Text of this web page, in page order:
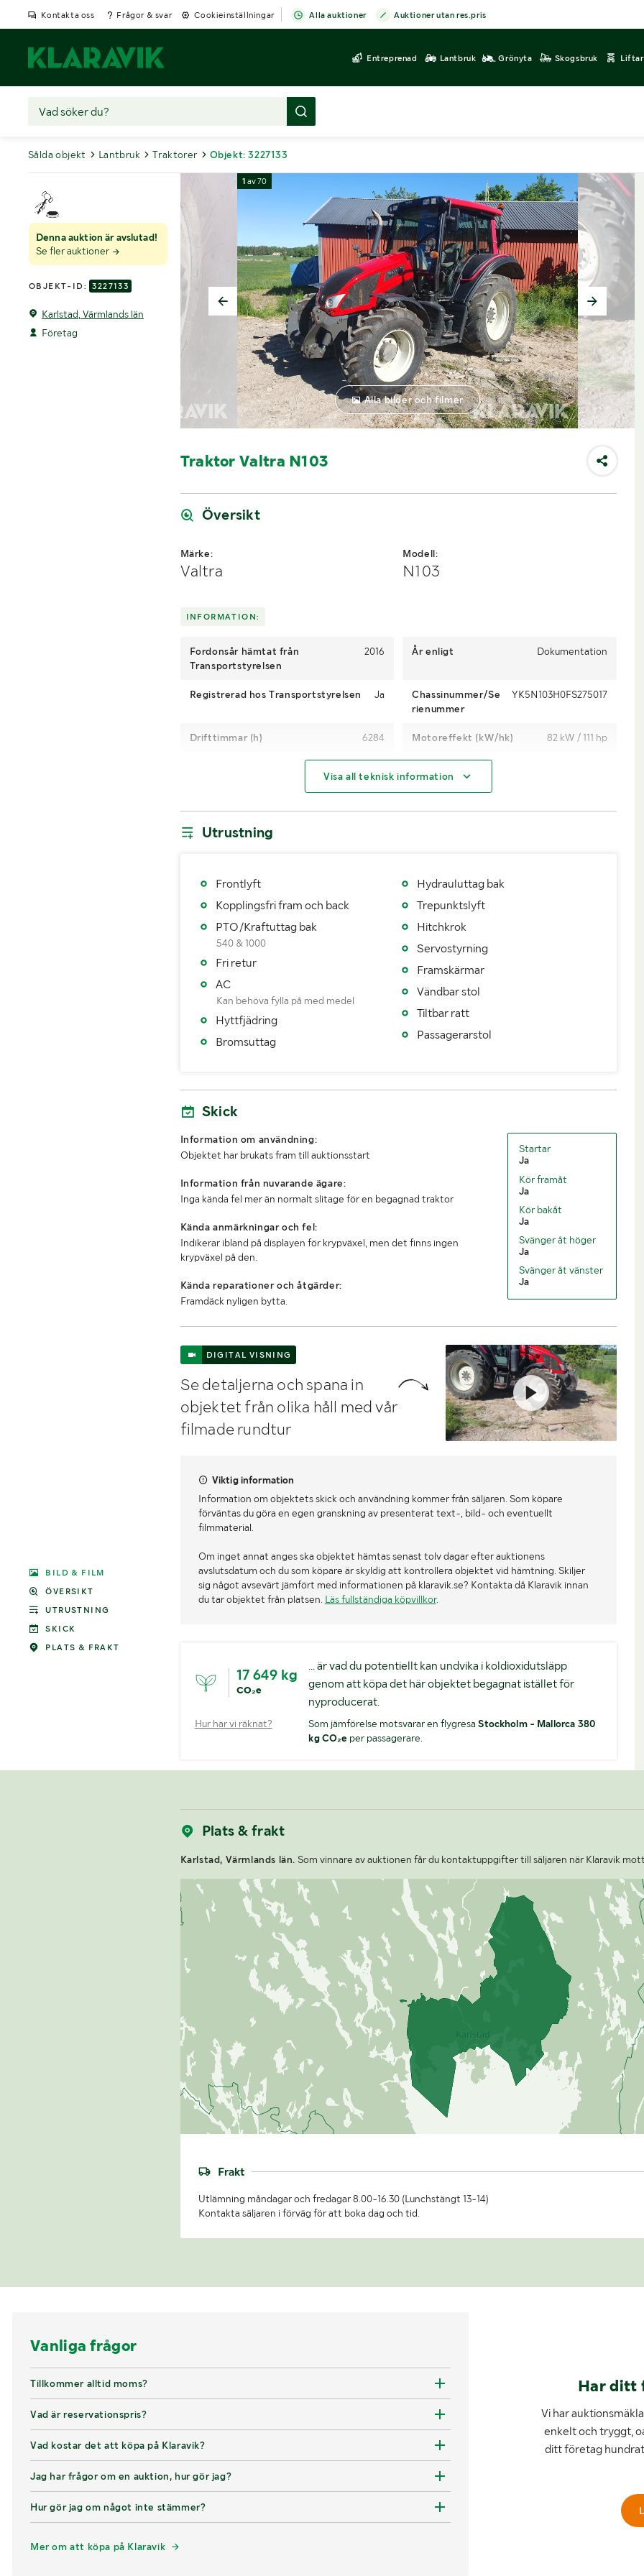
Kontakta oss Frågor & svar Cookieinställningar Alla auktioner Auktioner utan res.pris
Entreprenad Lantbruk Grönyta Skogsbruk Liftar
Sålda objekt Lantbruk Traktorer Objekt: 3227133
Denna auktion är avslutad!
Se fler auktioner
OBJEKT-ID: 3227133
Karlstad, Värmlands län
Företag
BILD & FILM
ÖVERSIKT
UTRUSTNING
SKICK
PLATS & FRAKT
1 av70
Alla bilder och filmer
Traktor Valtra N103
Översikt
Märke:
Valtra
Modell:
N103
INFORMATION:
Fordonsår hämtat från
Transportstyrelsen
2016 År enligt Dokumentation
Registrerad hos Transportstyrelsen Ja
Chassinummer/Se
rienummer
YK5N103H0FS275017
Drifttimmar (h) 6284 Motoreffekt (kW/hk) 82 kW / 111 hp
Ja Växellåda
Fordonsstatus Senaste godkända besiktning
Importerad
MÅTT OCH VIKT:
Tjänstevikt (kg)
Längd (mm)
Bredd (mm) Höjd (mm)
Visa all teknisk information
Utrustning
Frontlyft
Kopplingsfri fram och back
PTO/Kraftuttag bak
540 & 1000
Fri retur
AC
Kan behöva fylla på med medel
Hyttfjädring
Bromsuttag
Hydrauluttag bak
Trepunktslyft
Hitchkrok
Servostyrning
Framskärmar
Vändbar stol
Tiltbar ratt
Passagerarstol
Skick
Information om användning:
Objektet har brukats fram till auktionsstart
Information från nuvarande ägare:
Inga kända fel mer än normalt slitage för en begagnad traktor
Kända anmärkningar och fel:
Indikerar ibland på displayen för krypväxel, men det finns ingen
krypväxel på den.
Kända reparationer och åtgärder:
Framdäck nyligen bytta.
Startar
Ja
Kör framåt
Ja
Kör bakåt
Ja
Svänger åt höger
Ja
Svänger åt vänster
Ja
DIGITAL VISNING
Se detaljerna och spana in
objektet från olika håll med vår
filmade rundtur
Viktig information
Information om objektets skick och användning kommer från säljaren. Som köpare
förväntas du göra en egen granskning av presenterat text-, bild- och eventuellt
filmmaterial.
Om inget annat anges ska objektet hämtas senast tolv dagar efter auktionens
avslutsdatum och du som köpare är skyldig att kontrollera objektet vid hämtning. Skiljer
sig något avsevärt jämfört med informationen på klaravik.se? Kontakta då Klaravik innan
du tar objektet från platsen. Läs fullständiga köpvillkor.
17 649 kg
CO₂e
Hur har vi räknat?
... är vad du potentiellt kan undvika i koldioxidutsläpp
genom att köpa det här objektet begagnat istället för
nyproducerat.
Som jämförelse motsvarar en flygresaStockholm - Mallorca 380
kg CO₂e per passagerare.
Plats & frakt
Karlstad, Värmlands län. Som vinnare av auktionen får du kontaktuppgifter till säljaren när Klaravik
Frakt
Utlämning måndagar och fredagar 8.00-16.30 (Lunchstängt 13-14)
Kontakta säljaren i förväg för att boka dag och tid.
Vanliga frågor
Tillkommer alltid moms?
Vad är reservationspris?
Vad kostar det att köpa på Klaravik?
Jag har frågor om en auktion, hur gör jag?
Hur gör jag om något inte stämmer?
Mer om att köpa på Klaravik
Har ditt
Vi har
enkelt och tryggt,
ditt företag